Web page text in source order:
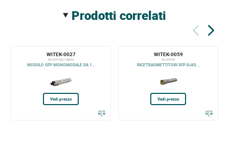
prodotti correlati
WITEK-0027
WI-SFP10LC-20KM
MODULO SFP MONOMODALE DA 1...
Vedi prezzo
WITEK-0059
WI-SFP30
RICETRASMETTITORI SFP RJ45...
Vedi prezzo